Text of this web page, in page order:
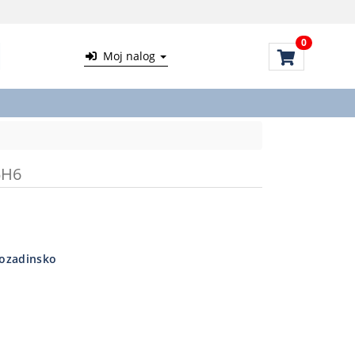
Moj nalog
0